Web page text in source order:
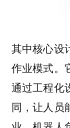
其中核心设
作业模式。
通过工程化
同，让人员